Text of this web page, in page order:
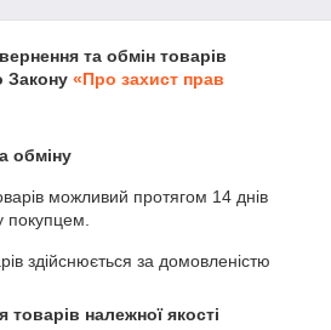
та обмін товарів
Закону «Про захист прав
обміну
можливий протягом 14 днів
покупцем.
здійснюється за домовленістю
належної якості